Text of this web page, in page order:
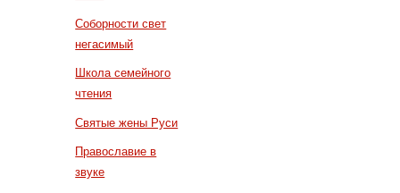
Соборности свет
негасимый
Школа семейного
чтения
Святые жены Руси
Православие в
звуке